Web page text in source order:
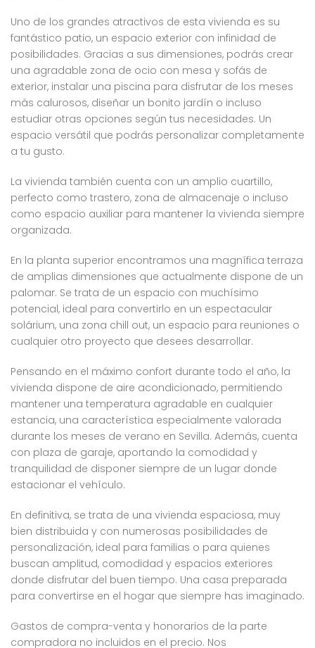
Uno de los grandes atractivos de esta vivienda es su
fantástico patio, un espacio exterior con infinidad de
posibilidades. Gracias a sus dimensiones, podrás crear
una agradable zona de ocio con mesa y sofás de
exterior, instalar una piscina para disfrutar de los meses
más calurosos, diseñar un bonito jardín o incluso
estudiar otras opciones según tus necesidades. Un
espacio versátil que podrás personalizar completamente
a tu gusto.
La vivienda también cuenta con un amplio cuartillo,
perfecto como trastero, zona de almacenaje o incluso
como espacio auxiliar para mantener la vivienda siempre
organizada.
En la planta superior encontramos una magnífica terraza
de amplias dimensiones que actualmente dispone de un
palomar. Se trata de un espacio con muchísimo
potencial, ideal para convertirlo en un espectacular
solárium, una zona chill out, un espacio para reuniones o
cualquier otro proyecto que desees desarrollar.
Pensando en el máximo confort durante todo el año, la
vivienda dispone de aire acondicionado, permitiendo
mantener una temperatura agradable en cualquier
estancia, una característica especialmente valorada
durante los meses de verano en Sevilla. Además, cuenta
con plaza de garaje, aportando la comodidad y
tranquilidad de disponer siempre de un lugar donde
estacionar el vehículo.
En definitiva, se trata de una vivienda espaciosa, muy
bien distribuida y con numerosas posibilidades de
personalización, ideal para familias o para quienes
buscan amplitud, comodidad y espacios exteriores
donde disfrutar del buen tiempo. Una casa preparada
para convertirse en el hogar que siempre has imaginado.
Gastos de compra-venta y honorarios de la parte
compradora no incluidos en el precio. Nos